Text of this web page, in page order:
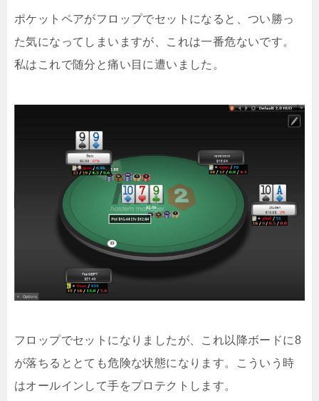
ポケットペアがフロップでセットになると、つい勝っ
た気になってしまいますが、これは一番危ないです。
私はこれで随分と痛い目に遭いました。
フロップでセットになりましたが、これ以降ボードに8
が落ちるととても危険な状態になります。こういう時
はオールインして手をプロテクトします。